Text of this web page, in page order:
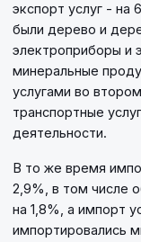
экспорт услуг - на
были дерево и
электроприборы и
минеральные
услугами во
транспортные
деятельности.
В то же время
2,9%, в том числе
на 1,8%, а импорт
импортировались